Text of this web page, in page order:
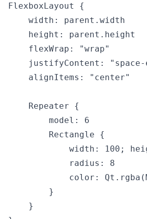
FlexboxLayout {
    width: parent.width
    height: parent.height
    flexWrap: "wrap"
justifyContent: "space-
    alignItems: "center"
    Repeater {
        model: 6
        Rectangle {
width: 100;
            radius: 8
color:
        }
    }